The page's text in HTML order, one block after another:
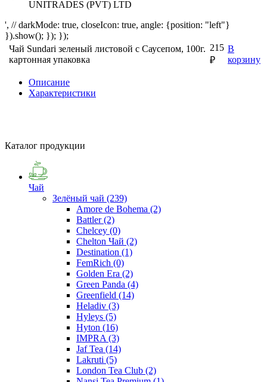
UNITRADES (PVT) LTD
', // darkMode: true, closeIcon: true, angle: {position: "left"}
}).show(); }); });
Чай Sundari зеленый листовой с Саусепом, 100г.
картонная упаковка
215
₽
В
корзину
Описание
Характеристики
Каталог продукции
Чай
Зелёный чай (239)
Amore de Bohema (2)
Battler(2)
Chelcey (0)
Chelton Чай (2)
Destination (1)
FemRich (0)
Golden Era (2)
Green Panda (4)
Greenfield (14)
Heladiv (3)
Hyleys (5)
Hyton (16)
IMPRA (3)
Jaf Tea (14)
Lakruti (5)
London Tea Club (2)